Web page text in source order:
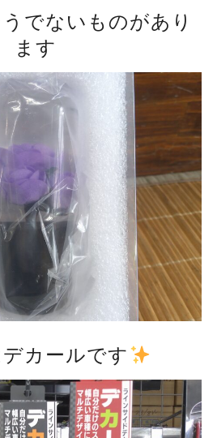
でないものがあり
ます
カールです